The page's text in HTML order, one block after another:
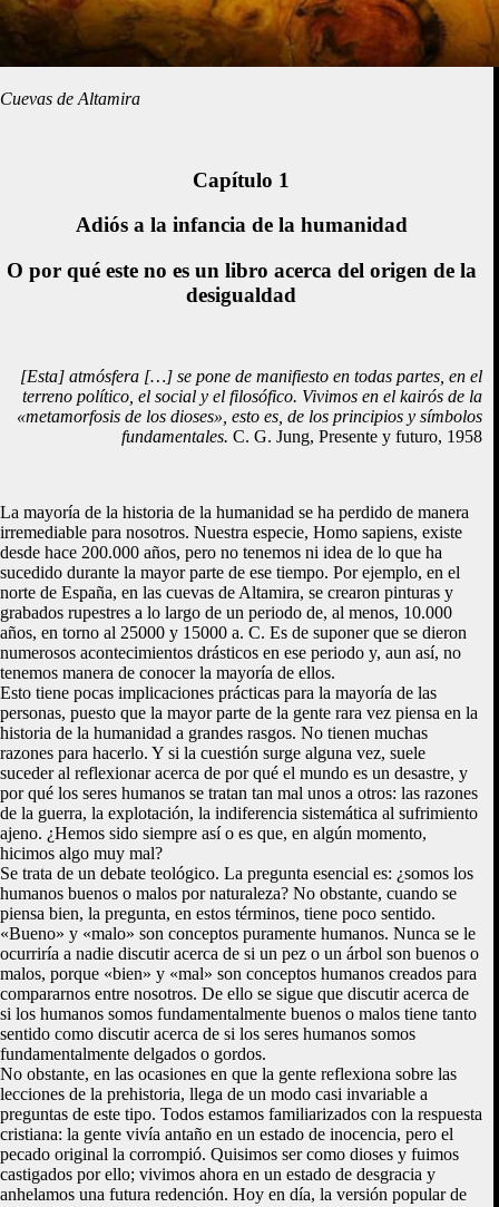
Cuevas de Altamira
Capítulo 1
Adiós a la infancia de la humanidad
O por qué este no es un libro acerca del origen de la
desigualdad
[Esta] atmósfera […] se pone de manifiesto en todas partes, en el
terreno político, el social y el filosófico. Vivimos en el kairós de la
«metamorfosis de los dioses», esto es, de los principios y símbolos
fundamentales. C. G. Jung, Presente y futuro, 1958
La mayoría de la historia de la humanidad se ha perdido de manera
irremediable para nosotros. Nuestra especie, Homo sapiens, existe
desde hace 200.000 años, pero no tenemos ni idea de lo que ha
sucedido durante la mayor parte de ese tiempo. Por ejemplo, en el
norte de España, en las cuevas de Altamira, se crearon pinturas y
grabados rupestres a lo largo de un periodo de, al menos, 10.000
años, en torno al 25000 y 15000 a. C. Es de suponer que se dieron
numerosos acontecimientos drásticos en ese periodo y, aun así, no
tenemos manera de conocer la mayoría de ellos.
Esto tiene pocas implicaciones prácticas para la mayoría de las
personas, puesto que la mayor parte de la gente rara vez piensa en la
historia de la humanidad a grandes rasgos. No tienen muchas
razones para hacerlo. Y si la cuestión surge alguna vez, suele
suceder al reflexionar acerca de por qué el mundo es un desastre, y
por qué los seres humanos se tratan tan mal unos a otros: las razones
de la guerra, la explotación, la indiferencia sistemática al sufrimiento
ajeno. ¿Hemos sido siempre así o es que, en algún momento,
hicimos algo muy mal?
Se trata de un debate teológico. La pregunta esencial es: ¿somos los
humanos buenos o malos por naturaleza? No obstante, cuando se
piensa bien, la pregunta, en estos términos, tiene poco sentido.
«Bueno» y «malo» son conceptos puramente humanos. Nunca se le
ocurriría a nadie discutir acerca de si un pez o un árbol son buenos o
malos, porque «bien» y «mal» son conceptos humanos creados para
compararnos entre nosotros. De ello se sigue que discutir acerca de
si los humanos somos fundamentalmente buenos o malos tiene tanto
sentido como discutir acerca de si los seres humanos somos
fundamentalmente delgados o gordos.
No obstante, en las ocasiones en que la gente reflexiona sobre las
lecciones de la prehistoria, llega de un modo casi invariable a
preguntas de este tipo. Todos estamos familiarizados con la respuesta
cristiana: la gente vivía antaño en un estado de inocencia, pero el
pecado original la corrompió. Quisimos ser como dioses y fuimos
castigados por ello; vivimos ahora en un estado de desgracia y
anhelamos una futura redención. Hoy en día, la versión popular de